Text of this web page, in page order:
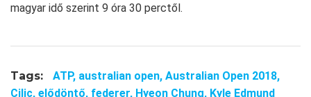
magyar idő szerint 9 óra 30 perctől.
Tags: ATP, australian open, Australian Open 2018,
Cilic, elődöntő, federer, Hyeon Chung, Kyle Edmund